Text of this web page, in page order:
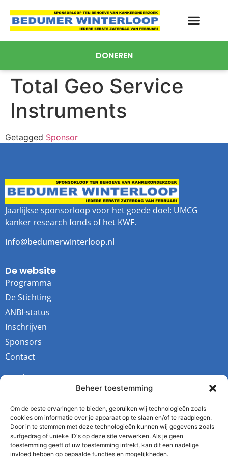
Beheer toestemming
Om de beste ervaringen te bieden, gebruiken wij technologieën zoals
cookies om informatie over je apparaat op te slaan en/of te raadplegen.
Door in te stemmen met deze technologieën kunnen wij gegevens zoals
surfgedrag of unieke ID's op deze site verwerken. Als je geen
toestemming geeft of uw toestemming intrekt, kan dit een nadelige
invloed hebben op bepaalde functies en mogelijkheden.
DONEREN
Total Geo Service
Instruments
Getagged Sponsor
Jaarlijkse sponsorloop voor het goede doel: UMCG
kanker research fonds of het KWF.
info@bedumerwinterloop.nl
De website
Programma
De Stichting
ANBI-status
Inschrijven
Sponsors
Contact
Socials
Instagram
Facebook
Twitter